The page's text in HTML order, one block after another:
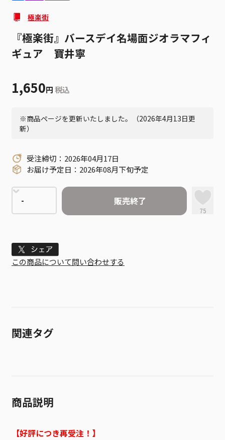
極楽街
『極楽街』バースデイ名場面ジオラマフィ
ギュア 寶井寧
1,650円 税込
※商品ページを更新いたしました。（2026年4月13日更
新）
受注締切：2026年04月17日
お届け予定日：2026年08月下旬予定
販売終了
75
Tweet
この商品について問い合わせする
関連タグ
商品説明
【好評につき再受注！】